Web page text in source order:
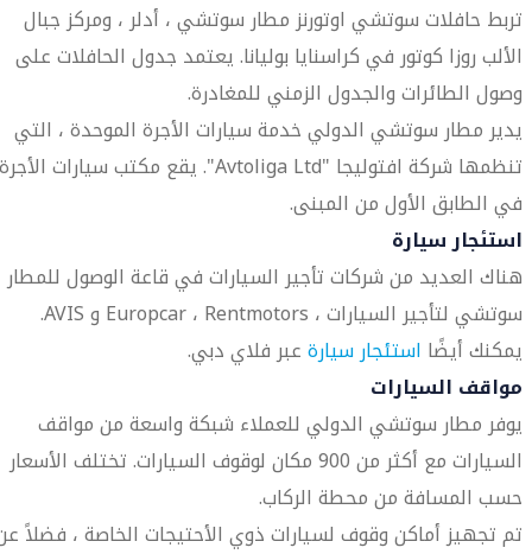
تربط حافلات سوتشي اوتورنز مطار سوتشي ، أدلر ، ومركز جبال
الألب روزا كوتور في كراسنايا بوليانا. يعتمد جدول الحافلات على
وصول الطائرات والجدول الزمني للمغادرة.
يدير مطار سوتشي الدولي خدمة سيارات الأجرة الموحدة ، التي
تنظمها شركة افتوليجا "Avtoliga Ltd". يقع مكتب سيارات الأجرة
في الطابق الأول من المبنى.
استئجار سيارة
هناك العديد من شركات تأجير السيارات في قاعة الوصول للمطار
سوتشي لتأجير السيارات ، Europcar ، Rentmotors و AVIS.
يمكنك أيضًا استئجار سيارةعبر فلاي دبي.
مواقف السيارات
يوفر مطار سوتشي الدولي للعملاء شبكة واسعة من مواقف
السيارات مع أكثر من 900 مكان لوقوف السيارات. تختلف الأسعار
حسب المسافة من محطة الركاب.
تم تجهيز أماكن وقوف لسيارات ذوي الأحتيجات الخاصة ، فضلاً